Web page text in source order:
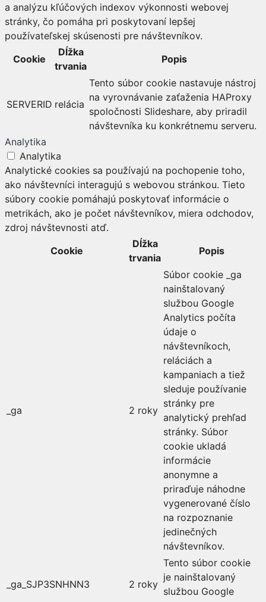
a analýzu kľúčových indexov výkonnosti webovej
stránky, čo pomáha pri poskytovaní lepšej
používateľskej skúsenosti pre návštevníkov.
Cookie
Dĺžka
trvania
Popis
SERVERID relácia
Tento súbor cookie nastavuje nástroj
na vyrovnávanie zaťaženia HAProxy
spoločnosti Slideshare, aby priradil
návštevníka ku konkrétnemu serveru.
Analytika
Analytika
Analytické cookies sa používajú na pochopenie toho,
ako návštevníci interagujú s webovou stránkou. Tieto
súbory cookie pomáhajú poskytovať informácie o
metrikách, ako je počet návštevníkov, miera odchodov,
zdroj návštevnosti atď.
Cookie
Dĺžka
trvania
Popis
_ga 2 roky
Súbor cookie _ga
nainštalovaný
službou Google
Analytics počíta
údaje o
návštevníkoch,
reláciách a
kampaniach a tiež
sleduje používanie
stránky pre
analytický prehľad
stránky. Súbor
cookie ukladá
informácie
anonymne a
priraďuje náhodne
vygenerované číslo
na rozpoznanie
jedinečných
návštevníkov.
_ga_SJP3SNHNN3 2 roky
Tento súbor cookie
je nainštalovaný
službou Google